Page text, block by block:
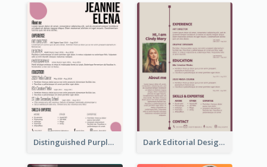
Distinguished Purple Modern Resume Dark Editorial Designer Resume